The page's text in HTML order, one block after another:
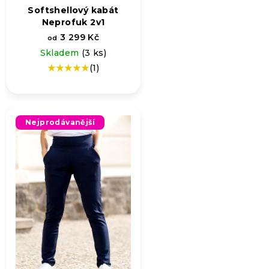
Softshellový kabát
Neprofuk 2v1
od 3 299 Kč
Skladem (3 ks)
Průměrné
5,0
z
5
hvězdiček.
(1)
Nejprodávanější